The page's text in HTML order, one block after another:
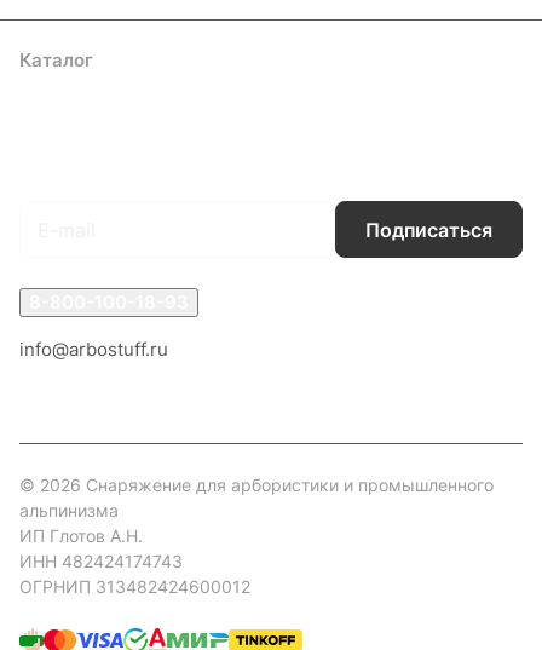
Каталог
Подписаться
info@arbostuff.ru
© 2026 Снаряжение для арбористики и промышленного
альпинизма
ИП Глотов А.Н.
ИНН 482424174743
ОГРНИП 313482424600012